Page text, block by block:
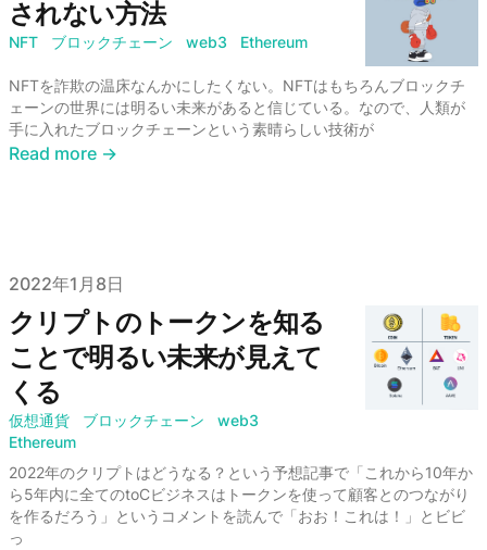
されない方法
NFT ブロックチェーン web3 Ethereum
NFTを詐欺の温床なんかにしたくない。NFTはもちろんブロックチ
ェーンの世界には明るい未来があると信じている。なので、人類が
手に入れたブロックチェーンという素晴らしい技術が
Read more →
Published on
2022年1月8日
クリプトのトークンを知る
ことで明るい未来が見えて
くる
仮想通貨 ブロックチェーン
web3
Ethereum
2022年のクリプトはどうなる？という予想記事で「これから10年か
ら5年内に全てのtoCビジネスはトークンを使って顧客とのつながり
を作るだろう」というコメントを読んで「おお！これは！」とビビ
っ